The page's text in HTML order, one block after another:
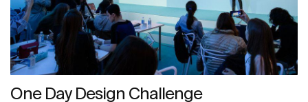
One Day Design Challenge